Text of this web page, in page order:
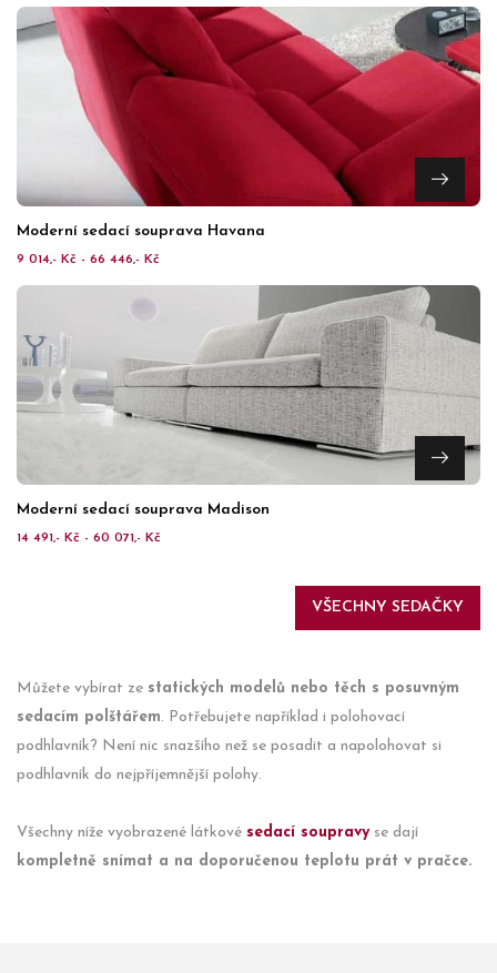
Moderní sedací souprava Havana
9 014,- Kč - 66 446,- Kč
Moderní sedací souprava Madison
14 491,- Kč - 60 071,- Kč
VŠECHNY SEDAČKY
Můžete vybírat ze statických modelů nebo těch s posuvným
sedacím polštářem. Potřebujete například i polohovací
podhlavník? Není nic snazšího než se posadit a napolohovat si
podhlavník do nejpříjemnější polohy.
Všechny níže vyobrazené látkové sedací soupravyse dají
kompletně snímat a na doporučenou teplotu prát v pračce.